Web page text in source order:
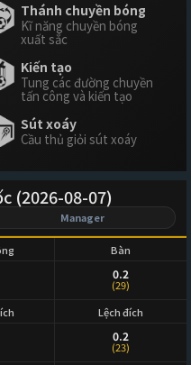
Thánh chuyền bóng
Kĩ năng chuyền bóng
xuất sắc
Kiến tạo
Tung các đường chuyền
tấn công và kiến tạo
Sút xoáy
Cầu thủ giỏi sút xoáy
(2026-08-07)
Manager
Bàn
0.2
(29)
Lệch đích
0.2
(23)